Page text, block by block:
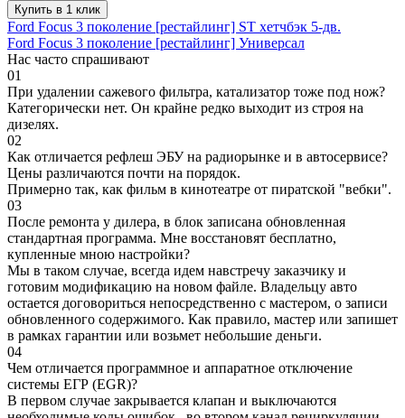
Купить в 1 клик
Ford Focus 3 поколение [рестайлинг] ST хетчбэк 5-дв.
Ford Focus 3 поколение [рестайлинг] Универсал
Нас часто спрашивают
01
При удалении сажевого фильтра, катализатор тоже под нож?
Категорически нет. Он крайне редко выходит из строя на
дизелях.
02
Как отличается рефлеш ЭБУ на радиорынке и в автосервисе?
Цены различаются почти на порядок.
Примерно так, как фильм в кинотеатре от пиратской "вебки".
03
После ремонта у дилера, в блок записана обновленная
стандартная программа. Мне восстановят бесплатно,
купленные мною настройки?
Мы в таком случае, всегда идем навстречу заказчику и
готовим модификацию на новом файле. Владельцу авто
остается договориться непосредственно с мастером, о записи
обновленного содержимого. Как правило, мастер или запишет
в рамках гарантии или возьмет небольшие деньги.
04
Чем отличается программное и аппаратное отключение
системы ЕГР (EGR)?
В первом случае закрывается клапан и выключаются